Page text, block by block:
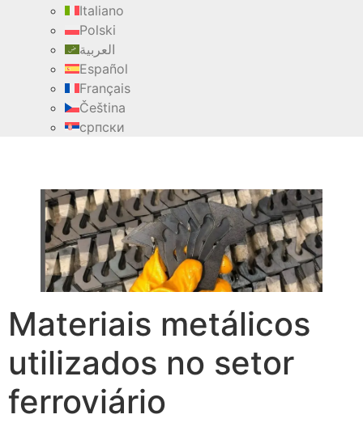
Italiano
Polski
العربية
Español
Français
Čeština
српски
Materiais metálicos
utilizados no setor
ferroviário